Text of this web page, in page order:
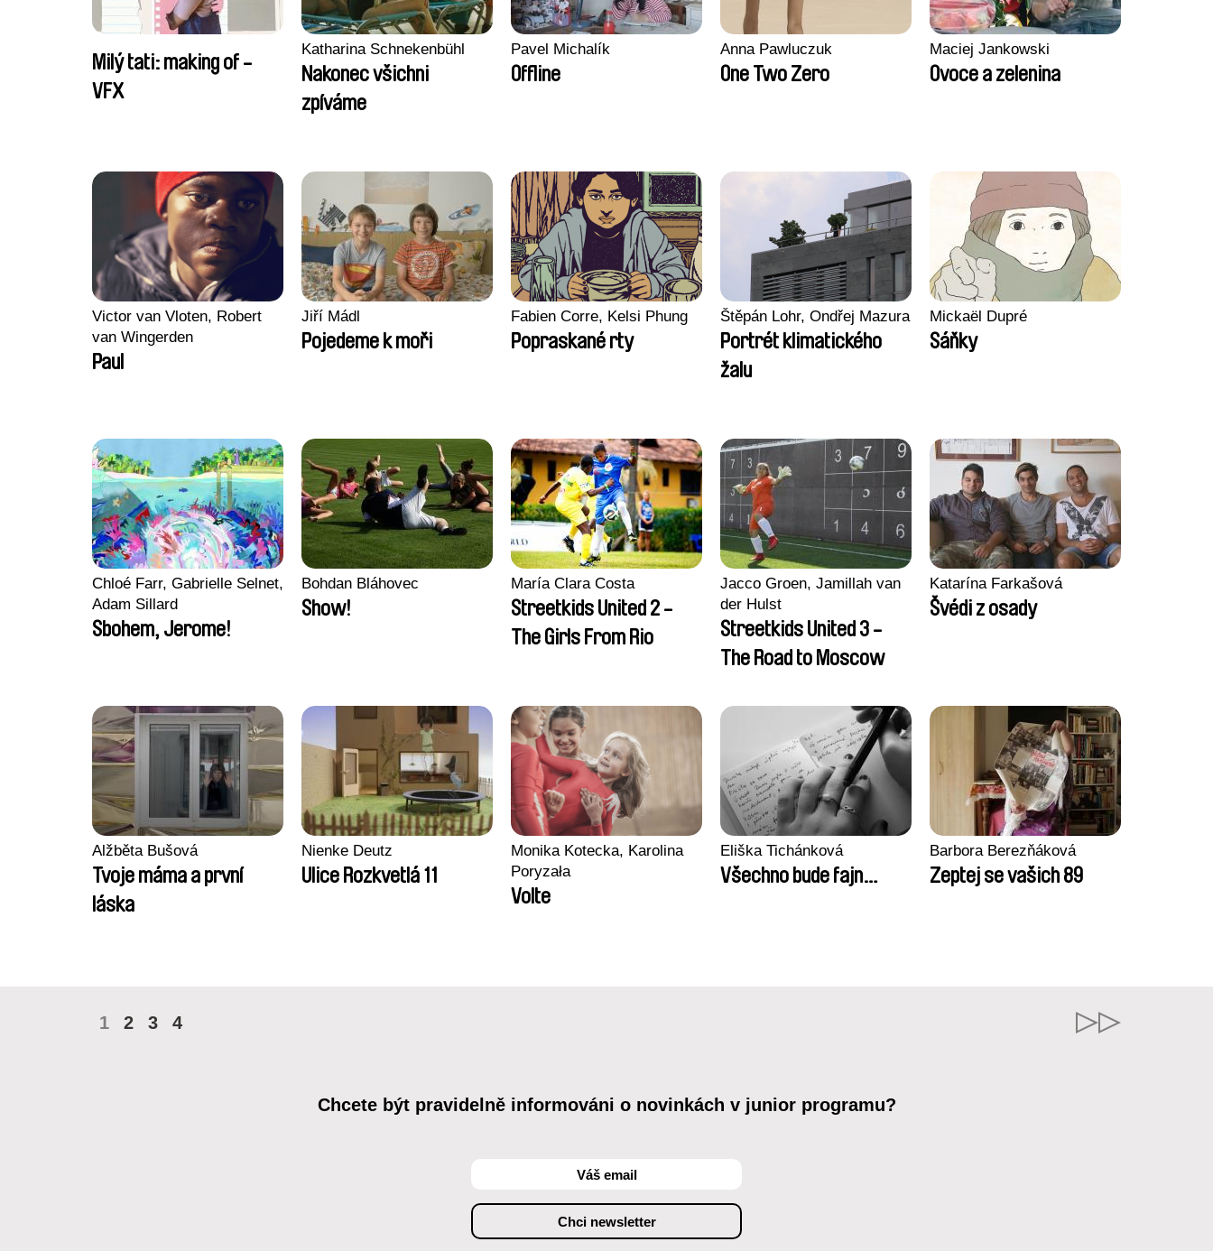
Milý tati: making of -
VFX
Katharina Schnekenbühl
Nakonec všichni
zpíváme
Pavel Michalík
Offline
Anna Pawluczuk
One Two Zero
Maciej Jankowski
Ovoce a zelenina
Victor van Vloten, Robert
van Wingerden
Paul
Jiří Mádl
Pojedeme k moři
Fabien Corre, Kelsi Phung
Popraskané rty
Štěpán Lohr, Ondřej Mazura
Portrét klimatického
žalu
Mickaël Dupré
Sáňky
Chloé Farr, Gabrielle Selnet,
Adam Sillard
Sbohem, Jerome!
Bohdan Bláhovec
Show!
María Clara Costa
Streetkids United 2 -
The Girls From Rio
Jacco Groen, Jamillah van
der Hulst
Streetkids United 3 -
The Road to Moscow
Katarína Farkašová
Švédi z osady
Alžběta Bušová
Tvoje máma a první
láska
Nienke Deutz
Ulice Rozkvetlá 11
Monika Kotecka, Karolina
Poryzała
Volte
Eliška Tichánková
Všechno bude fajn…
Barbora Berezňáková
Zeptej se vašich 89
1 2 3 4
Chcete být pravidelně informováni o novinkách v junior programu?